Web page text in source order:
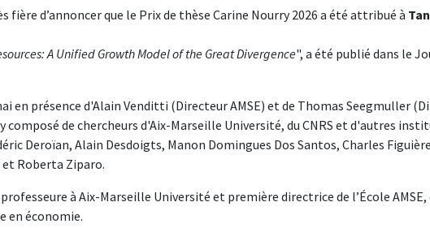
d’annoncer que le Prix de thèse Carine Nourry 2026 a été attribué à
A Unified Growth Model of the Great Divergence", a été publié dans le
en présence d'Alain Venditti (Directeur AMSE) et de Thomas Seegmuller
composé de chercheurs d'Aix-Marseille Université, du CNRS et d'autres
Deroïan, Alain Desdoigts, Manon Domingues Dos Santos, Charles
Roberta Ziparo.
à Aix-Marseille Université et première directrice de l’École
en économie.